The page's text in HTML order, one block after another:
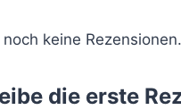
keine Rezensionen.
die erste